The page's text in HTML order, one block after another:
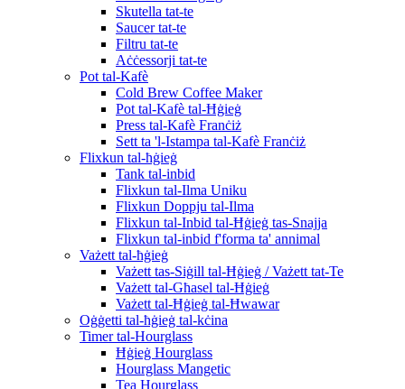
Skutella tat-te
Saucer tat-te
Filtru tat-te
Aċċessorji tat-te
Pot tal-Kafè
Cold Brew Coffee Maker
Pot tal-Kafè tal-Ħġieġ
Press tal-Kafè Franċiż
Sett ta 'l-Istampa tal-Kafè Franċiż
Flixkun tal-ħġieġ
Tank tal-inbid
Flixkun tal-Ilma Uniku
Flixkun Doppju tal-Ilma
Flixkun tal-Inbid tal-Ħġieġ tas-Snajja
Flixkun tal-inbid f'forma ta' annimal
Vażett tal-ħġieġ
Vażett tas-Siġill tal-Ħġieġ / Vażett tat-Te
Vażett tal-Għasel tal-Ħġieġ
Vażett tal-Ħġieġ tal-Ħwawar
Oġġetti tal-ħġieġ tal-kċina
Timer tal-Hourglass
Ħġieġ Hourglass
Hourglass Mangetic
Tea Hourglass